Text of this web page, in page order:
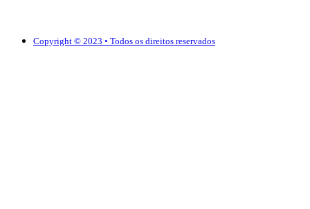
Copyright © 2023 • Todos os direitos reservados